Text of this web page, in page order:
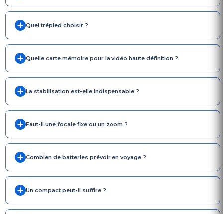
Quel trépied choisir ?
Quelle carte mémoire pour la vidéo haute définition ?
La stabilisation est-elle indispensable ?
Faut-il une focale fixe ou un zoom ?
Combien de batteries prévoir en voyage ?
Un compact peut-il suffire ?